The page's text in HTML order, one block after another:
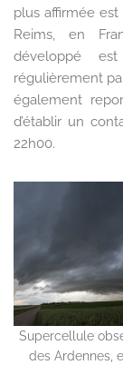
plus affirmée est
Reims, en
développé
régulièrement
également
d’établir un
22h00.
Supercellule
des Ardennes,